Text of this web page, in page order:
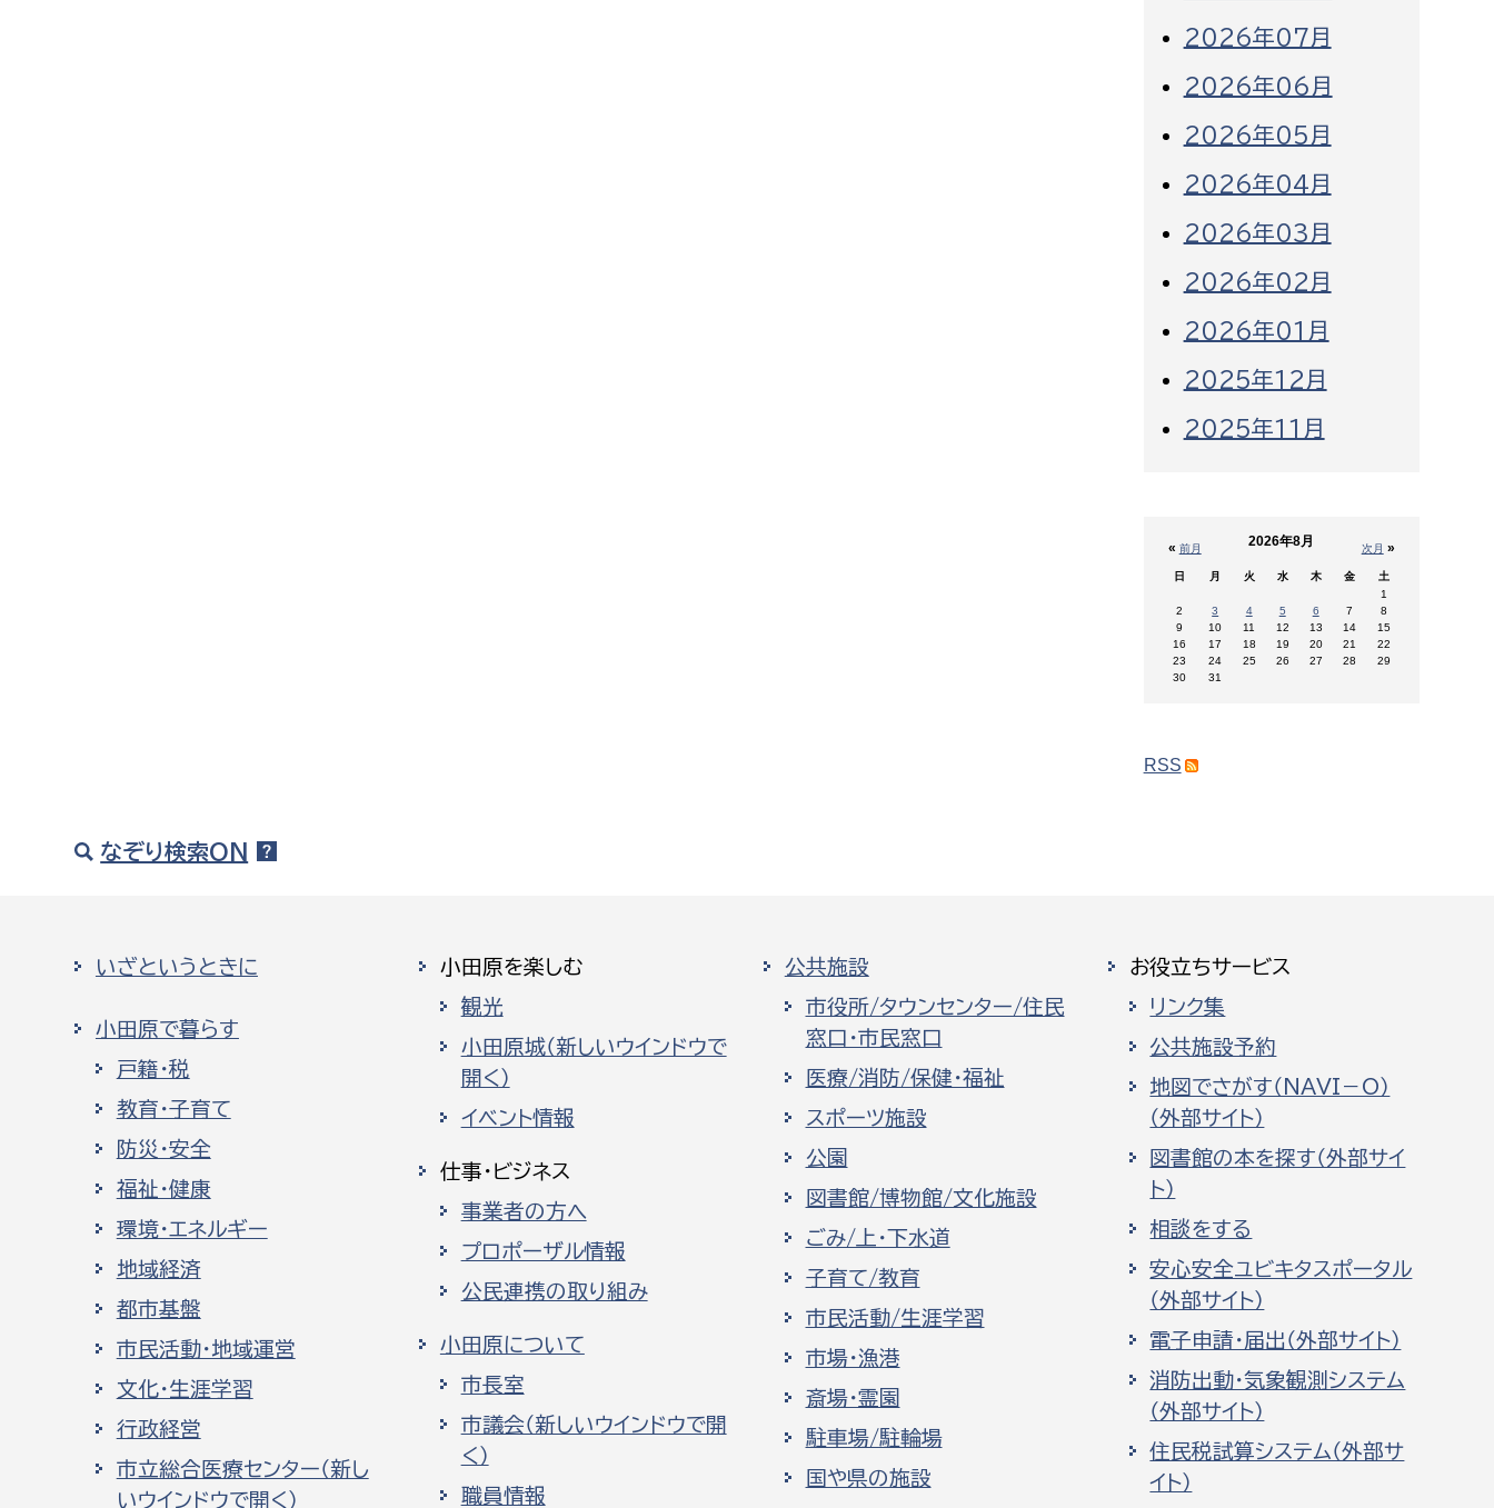
2026年07月
2026年06月
2026年05月
2026年04月
2026年03月
2026年02月
2026年01月
2025年12月
2025年11月
« 前月 次月 »
2026年8月
日 月 火 水 木 金
土
1
2
3 4 5 6 7
8
9
10 11 12 13 14
15
16
17 18 19 20 21
22
23
24 25 26 27 28
29
30
31
RSS
なぞり検索ON
いざというときに
小田原で暮らす
戸籍・税
教育・子育て
防災・安全
福祉・健康
環境・エネルギー
地域経済
都市基盤
市民活動・地域運営
文化・生涯学習
行政経営
市立総合医療センター（新し
いウインドウで開く）
小田原を楽しむ
観光
小田原城（新しいウインドウで
開く）
イベント情報
仕事・ビジネス
事業者の方へ
プロポーザル情報
公民連携の取り組み
小田原について
市長室
市議会（新しいウインドウで開
く）
職員情報
公共施設
市役所/タウンセンター/住民
窓口・市民窓口
医療/消防/保健・福祉
スポーツ施設
公園
図書館/博物館/文化施設
ごみ/上・下水道
子育て/教育
市民活動/生涯学習
市場・漁港
斎場・霊園
駐車場/駐輪場
国や県の施設
お役立ちサービス
リンク集
公共施設予約
地図でさがす（NAVI－O）
（外部サイト）
図書館の本を探す（外部サイ
ト）
相談をする
安心安全ユビキタスポータル
（外部サイト）
電子申請・届出（外部サイト）
消防出動・気象観測システム
（外部サイト）
住民税試算システム（外部サ
イト）